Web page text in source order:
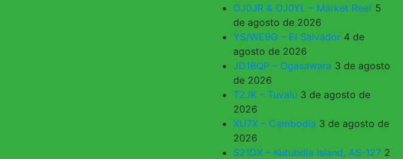
OJ0JR & OJ0YL – Märket Reef 5
de agosto de 2026
YS/WE9G – El Salvador 4 de
agosto de 2026
JD1BQP – Ogasawara 3 de agosto
de 2026
T2JK – Tuvalu 3 de agosto de
2026
XU7X – Cambodia 3 de agosto de
2026
S21DX – Kutubdia Island, AS-127 2